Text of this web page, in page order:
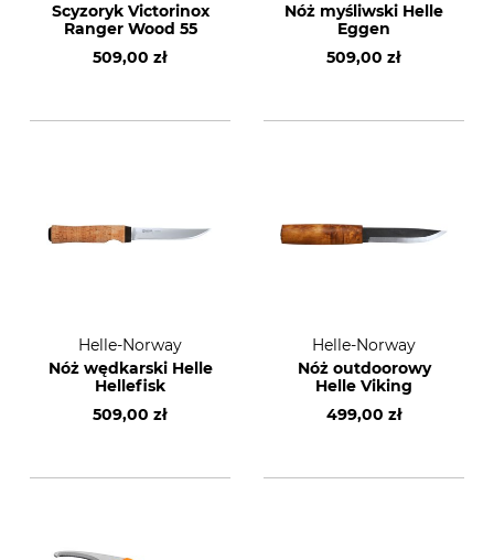
Scyzoryk Victorinox
Ranger Wood 55
509,00 zł
Nóż myśliwski Helle
Eggen
509,00 zł
Helle-Norway
Nóż wędkarski Helle
Hellefisk
509,00 zł
Helle-Norway
Nóż outdoorowy
Helle Viking
499,00 zł